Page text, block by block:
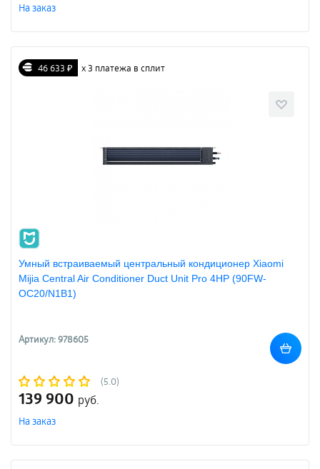
На заказ
46 633 ₽ х 3 платежа в сплит
Умный встраиваемый центральный кондиционер Xiaomi
Mijia Central Air Conditioner Duct Unit Pro 4HP (90FW-
OC20/N1B1)
Артикул: 978605
(5.0)
139 900 руб.
На заказ